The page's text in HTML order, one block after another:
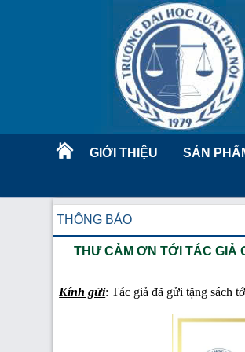
GIỚI THIỆU SẢN
THÔNG BÁO
THƯ CẢM ƠN TỚI TÁC GIẢ
Kính gửi: Tác giả đã gửi tặng sách